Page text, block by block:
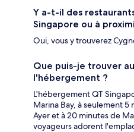
Y a-t-il des
Singapore ou à
Oui, vous y trouverez
Que puis-je trouver
l'hébergement ?
L'hébergement QT
Marina Bay, à seulement
Ayer et à 20 minutes de
voyageurs adorent